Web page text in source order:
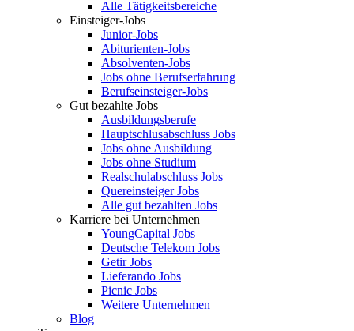
Alle Tätigkeitsbereiche
Einsteiger-Jobs
Junior-Jobs
Abiturienten-Jobs
Absolventen-Jobs
Jobs ohne Berufserfahrung
Berufseinsteiger-Jobs
Gut bezahlte Jobs
Ausbildungsberufe
Hauptschlusabschluss Jobs
Jobs ohne Ausbildung
Jobs ohne Studium
Realschulabschluss Jobs
Quereinsteiger Jobs
Alle gut bezahlten Jobs
Karriere bei Unternehmen
YoungCapital Jobs
Deutsche Telekom Jobs
Getir Jobs
Lieferando Jobs
Picnic Jobs
Weitere Unternehmen
Blog